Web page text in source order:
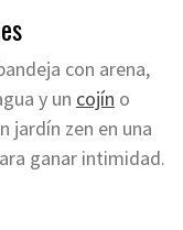
con arena,
y un cojín o
jardín zen en una
ganar intimidad.